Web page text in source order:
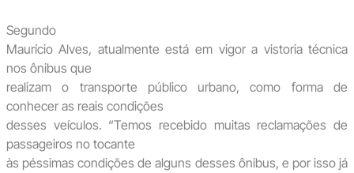
Segundo
Maurício Alves, atualmente está em vigor a vistoria técnica
nos ônibus que
realizam o transporte público urbano, como forma de
conhecer as reais condições
desses veículos. “Temos recebido muitas reclamações de
passageiros no tocante
às péssimas condições de alguns desses ônibus, e por isso já